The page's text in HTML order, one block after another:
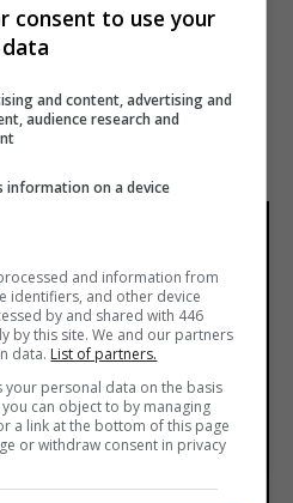
do jogo será divulgada
fãs de The Last of Us
ou Outbreak Day, em
dia (horário de Brasília).
Play
consent to use your
data
and content, advertising and
audience research and
information on a device
and information from
identifiers, and other device
by and shared with 446
by this site. We and our partners
data. List of partners.
your personal data on the basis
can object to by managing
a link at the bottom of this page
or withdraw consent in privacy